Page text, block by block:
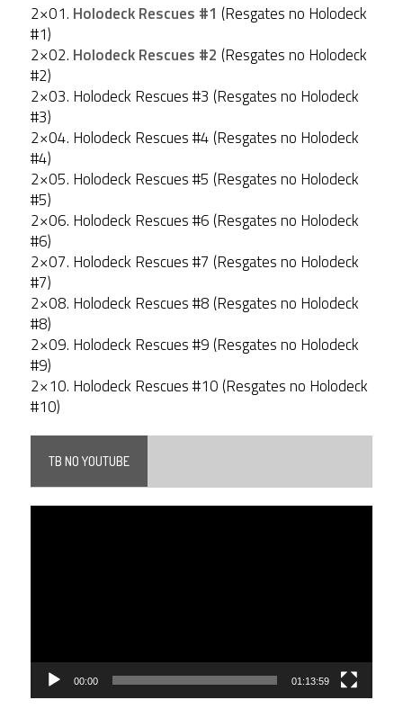
2×01. Holodeck Rescues #1 (Resgates no Holodeck
#1)
2×02. Holodeck Rescues #2 (Resgates no Holodeck
#2)
2×03. Holodeck Rescues #3 (Resgates no Holodeck
#3)
2×04. Holodeck Rescues #4 (Resgates no Holodeck
#4)
2×05. Holodeck Rescues #5 (Resgates no Holodeck
#5)
2×06. Holodeck Rescues #6 (Resgates no Holodeck
#6)
2×07. Holodeck Rescues #7 (Resgates no Holodeck
#7)
2×08. Holodeck Rescues #8 (Resgates no Holodeck
#8)
2×09. Holodeck Rescues #9 (Resgates no Holodeck
#9)
2×10. Holodeck Rescues #10 (Resgates no Holodeck
#10)
TB NO YOUTUBE
00:00 01:13:59